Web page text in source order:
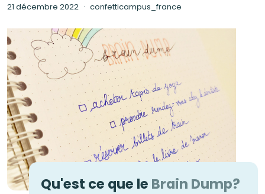
21 décembre 2022 confetticampus_france
Qu'est ce que le Brain Dump?